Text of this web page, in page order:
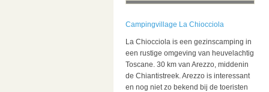
Campingvillage La Chiocciola
La Chiocciola is een gezinscamping in
een rustige omgeving van heuvelachtig
Toscane. 30 km van Arezzo, middenin
de Chiantistreek. Arezzo is interessant
en nog niet zo bekend bij de toeristen